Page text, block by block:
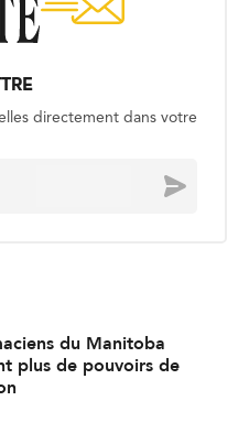
directement dans votre
Envoyer
du Manitoba
plus de pouvoirs de